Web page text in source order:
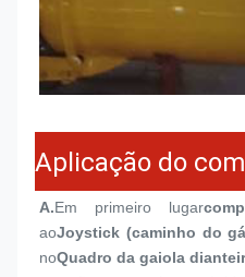
Aplicação do
A.Em primeiro lugar
aoJoystick (caminho do
noQuadro da gaiola